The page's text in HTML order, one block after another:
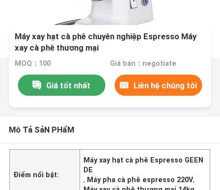
Máy xay hạt cà phê chuyên nghiệp Espresso Máy
xay cà phê thương mại
MOQ：100 Giá bán：negotiate
Giá tốt nhất Liên hệ chúng tôi
Mô Tả SảN PHẩM
Điểm nổi bật:
Máy xay hạt cà phê Espresso GEEN
DE
, Máy pha cà phê espresso 220V,